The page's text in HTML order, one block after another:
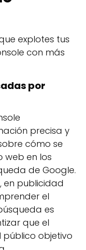
explotes tus
con más
por
precisa y
cómo se
web en los
de Google.
en publicidad
el
es
que el
objetivo